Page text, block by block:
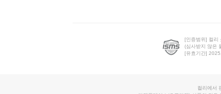
[인증범위] 컬리
(심사받지 않은
[유효기간]
컬리에서